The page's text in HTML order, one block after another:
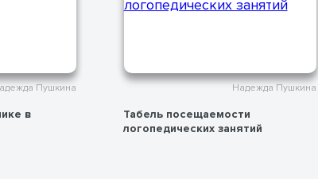
Пушкина
в
Надежда Пушкина
Табель посещаемости
логопедических занятий